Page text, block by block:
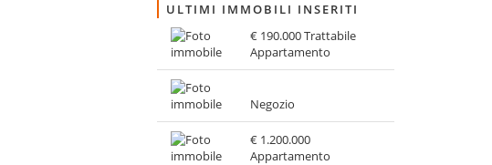
ULTIMI IMMOBILI INSERITI
€ 190.000 Trattabile
Appartamento
Negozio
€ 1.200.000
Appartamento